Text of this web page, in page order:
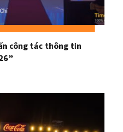
công tác thông tin